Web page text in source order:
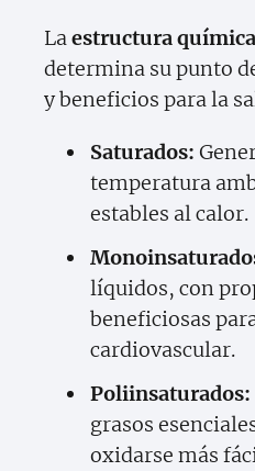
Laestructura química
determina su punto
y beneficios para la
Saturados:
temperatura
estables al calor.
líquidos, con
beneficiosas
cardiovascular.
Poliinsaturados:
grasos
oxidarse más